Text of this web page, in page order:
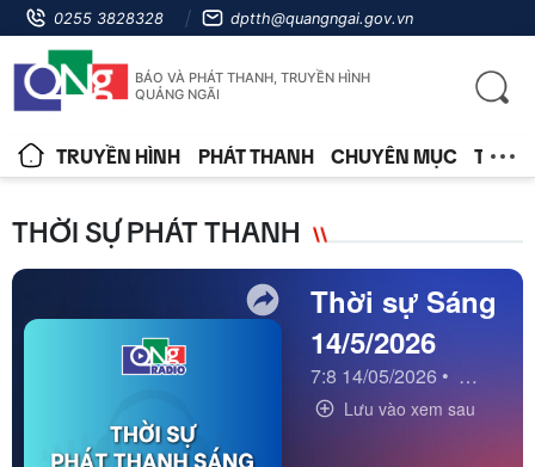
0255 3828328 dptth@quangngai.gov.vn
BÁO VÀ PHÁT THANH, TRUYỀN HÌNH
QUẢNG NGÃI
TRUYỀN HÌNH PHÁT THANH CHUYÊN MỤC TIN
THỜI SỰ PHÁT THANH